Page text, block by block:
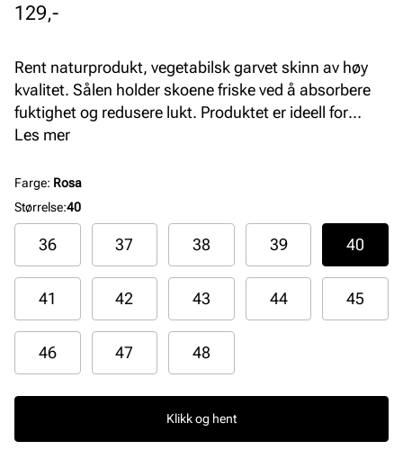
Pris
129,-
Rent naturprodukt, vegetabilsk garvet skinn av høy
kvalitet. Sålen holder skoene friske ved å absorbere
fuktighet og redusere lukt. Produktet er ideell for
forretningssko og klassiske herresko.
Les mer
Farge: Rosa
Størrelse:40
36 37 38 39 40
41 42 43 44 45
46 47 48
Klikk og hent